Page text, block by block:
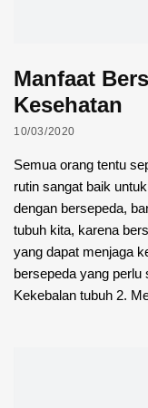
Manfaat
Kesehatan
10/03/2020
Semua orang tentu
rutin sangat baik
dengan bersepeda,
tubuh kita, karena
yang dapat menjaga
bersepeda yang
Kekebalan tubuh 2.